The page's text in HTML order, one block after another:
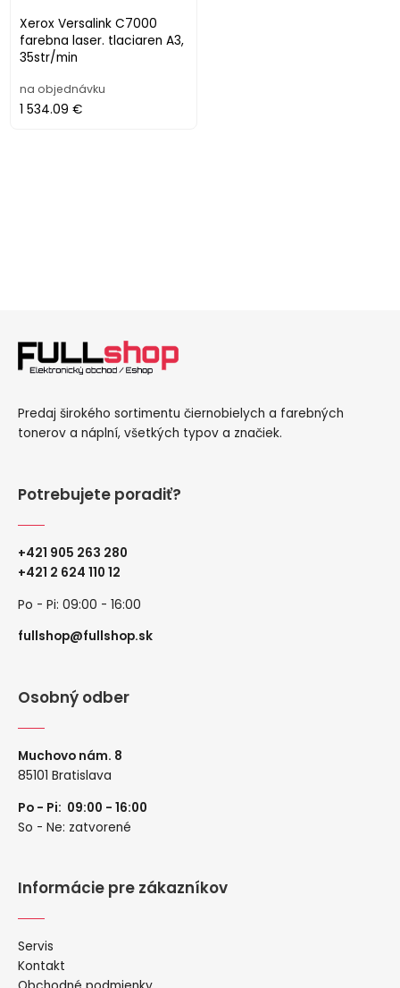
Xerox Versalink C7000
farebna laser. tlaciaren A3,
35str/min
na objednávku
1 534.09 €
Predaj širokého sortimentu čiernobielych a farebných
tonerov a náplní, všetkých typov a značiek.
Potrebujete poradiť?
+421 905 263 280
+421 2 624 110 12
Po - Pi: 09:00 - 16:00
fullshop@fullshop.sk
Osobný odber
Muchovo nám. 8
85101 Bratislava
Po - Pi: 09:00 - 16:00
So - Ne: zatvorené
Informácie pre zákazníkov
Servis
Kontakt